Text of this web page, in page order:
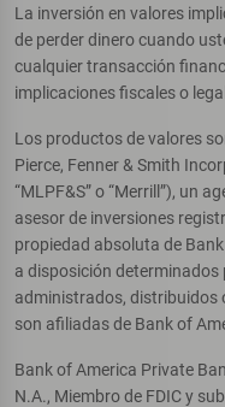
La inversión en valores
de perder dinero cuando
cualquier transacción
implicaciones fiscales o
Los productos de valores
Pierce, Fenner & Smith
“MLPF&S” o “Merrill”), un
asesor de inversiones
propiedad absoluta de
a disposición
administrados, distribuidos
son afiliadas de Bank of
Bank of America Private
N.A., Miembro de FDIC y